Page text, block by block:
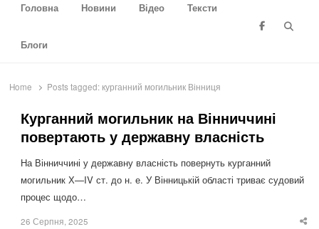
Головна
Новини Відео Тексти
Блоги
Home Posts tagged: курганний могильник Вінниця
Курганний могильник на Вінниччині
повертають у державну власність
На Вінниччині у державну власність повернуть курганний
могильник Х—IV ст. до н. е. У Вінницькій області триває судовий
процес щодо…
26 Серпня, 2025